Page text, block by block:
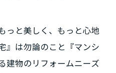
っと美しく、もっと心地
』は勿論のこと『マンシ
建物のリフォームニーズ